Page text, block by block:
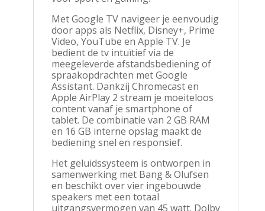
Met Google TV navigeer je eenvoudig
door apps als Netflix, Disney+, Prime
Video, YouTube en Apple TV. Je
bedient de tv intuïtief via de
meegeleverde afstandsbediening of
spraakopdrachten met Google
Assistant. Dankzij Chromecast en
Apple AirPlay 2 stream je moeiteloos
content vanaf je smartphone of
tablet. De combinatie van 2 GB RAM
en 16 GB interne opslag maakt de
bediening snel en responsief.
Het geluidssysteem is ontworpen in
samenwerking met Bang & Olufsen
en beschikt over vier ingebouwde
speakers met een totaal
uitgangsvermogen van 45 watt. Dolby